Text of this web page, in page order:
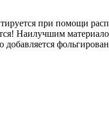
при помощи
Наилучшим